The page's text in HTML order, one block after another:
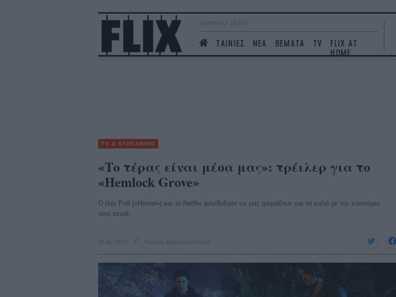
summer days
ΤΑΙΝΙΕΣ ΝΕΑ ΘΕΜΑΤΑ TV
FLIX AT
HOME
TV & STREAMING
«Το τέρας είναι μέσα μας»: τρέιλερ για το
«Hemlock Grove»
O Ιλάι Ροθ («Hostel») και το Netflix φιλοδοξούν να μας τρομάξουν για τα καλά με την καινούρια
τους σειρά.
16 Ιαν 2013 Γιώργος Κρασσακόπουλος